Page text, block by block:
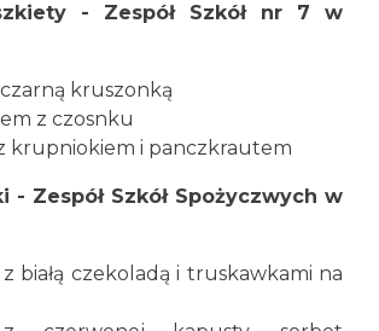
- Zespół Szkół nr 7 w
kruszonką
z czosnku
krupniokiem i panczkrautem
- Zespół Szkół Spożyczwych w
białą czekoladą i truskawkami na